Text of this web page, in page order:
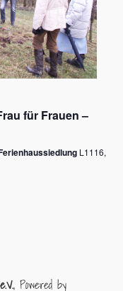
für Frauen –
L1116,
, Powered by